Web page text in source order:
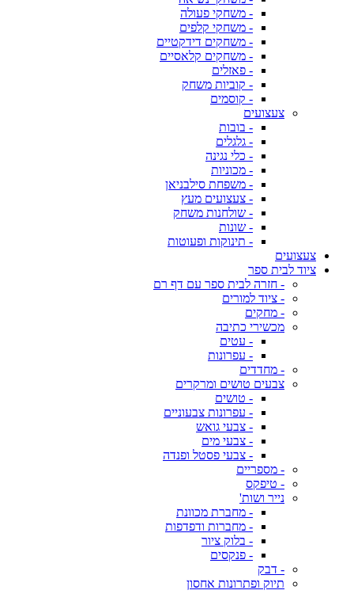
- משחקי פעולה
- משחקי קלפים
- משחקים דידקטיים
- משחקים קלאסיים
- פאזלים
- קוביות משחק
- קוסמים
צעצועים
- בובות
- גלגלים
- כלי נגינה
- מכוניות
- משפחת סילבניאן
- צעצועים מעץ
- שולחנות משחק
- שונות
- תינוקות ופעוטות
צעצועים
ציוד לבית ספר
- חזרה לבית ספר עם דף רם
- ציוד למורים
- מחקים
מכשירי כתיבה
- עטים
- עפרונות
- מחדדים
צבעים טושים ומרקרים
- טושים
- עפרונות צבעוניים
- צבעי גואש
- צבעי מים
- צבעי פסטל ופנדה
- מספריים
- טיפקס
נייר ושות'
- מחברת מכוונת
- מחברות ודפדפות
- בלוק ציור
- פנקסים
- דבק
תיוק ופתרונות אחסון